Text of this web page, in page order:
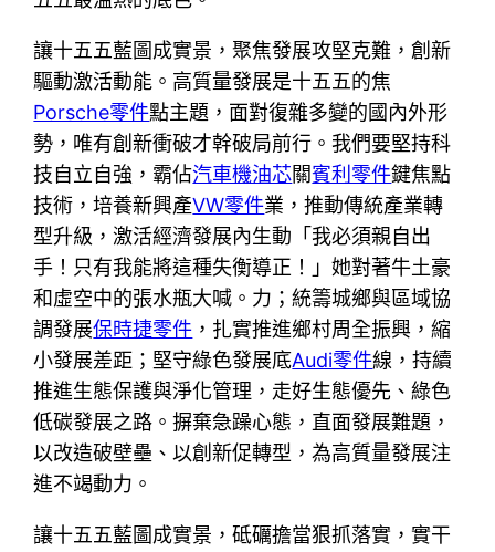
讓十五五藍圖成實景，聚焦發展攻堅克難，創新
驅動激活動能。高質量發展是十五五的焦
Porsche零件點主題，面對復雜多變的國內外形
勢，唯有創新衝破才幹破局前行。我們要堅持科
技自立自強，霸佔汽車機油芯關賓利零件鍵焦點
技術，培養新興產VW零件業，推動傳統產業轉
型升級，激活經濟發展內生動「我必須親自出
手！只有我能將這種失衡導正！」她對著牛土豪
和虛空中的張水瓶大喊。力；統籌城鄉與區域協
調發展保時捷零件 ，扎實推進鄉村周全振興，縮
小發展差距；堅守綠色發展底Audi零件線，持續
推進生態保護與淨化管理，走好生態優先、綠色
低碳發展之路。摒棄急躁心態，直面發展難題，
以改造破壁壘、以創新促轉型，為高質量發展注
進不竭動力。
讓十五五藍圖成實景，砥礪擔當狠抓落實，實干